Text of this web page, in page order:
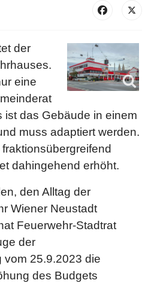
der
eine
ist das Gebäude in einem
muss adaptiert werden.
dahingehend erhöht.
den Alltag der
Wiener Neustadt
Feuerwehr-Stadtrat
der
vom 25.9.2023 die
des Budgets